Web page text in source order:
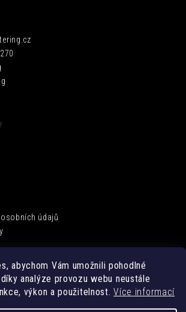
abychom Vám umožnili pohodlné
analýze provozu webu neustále
výkon a použitelnost.Více informací
údajů